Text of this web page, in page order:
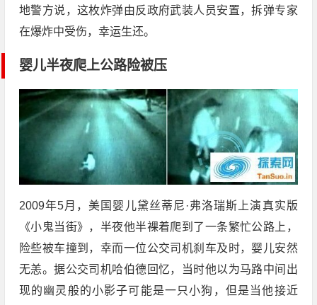
地警方说，这枚炸弹由反政府武装人员安置，拆弹专家
在爆炸中受伤，幸运生还。
婴儿半夜爬上公路险被压
2009年5月，美国婴儿黛丝蒂尼·弗洛瑞斯上演真实版
《小鬼当街》，半夜他半裸着爬到了一条繁忙公路上，
险些被车撞到，幸而一位公交司机刹车及时，婴儿安然
无恙。据公交司机哈伯德回忆，当时他以为马路中间出
现的幽灵般的小影子可能是一只小狗，但是当他接近